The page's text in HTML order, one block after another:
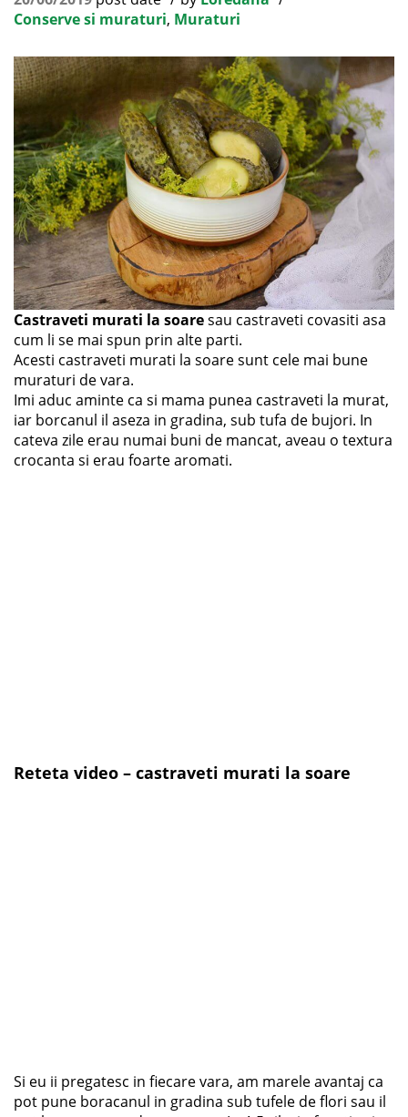
Conserve si muraturi, Muraturi
Castraveti murati la soaresau castraveti covasiti asa
cum li se mai spun prin alte parti.
Acesti castraveti murati la soare sunt cele mai bune
muraturi de vara.
Imi aduc aminte ca si mama punea castraveti la murat,
iar borcanul il aseza in gradina, sub tufa de bujori. In
cateva zile erau numai buni de mancat, aveau o textura
crocanta si erau foarte aromati.
Reteta video – castraveti murati la soare
Si eu ii pregatesc in fiecare vara, am marele avantaj ca
pot pune boracanul in gradina sub tufele de flori sau il